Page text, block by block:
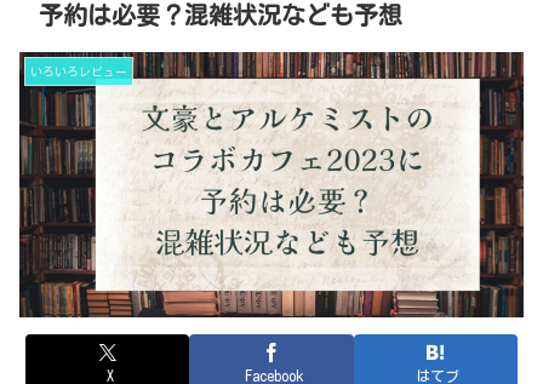
予約は必要？混雑状況なども予想
いろいろレビュー
X Facebook はてブ